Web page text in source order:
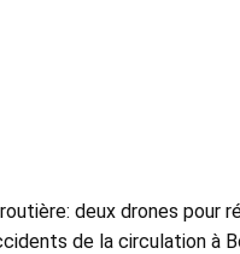
deux drones pour
de la circulation à